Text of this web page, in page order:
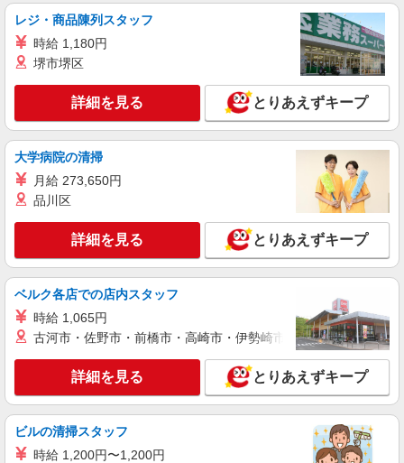
レジ・商品陳列スタッフ
時給 1,180円
堺市堺区
詳細を見る とりあえずキープ
大学病院の清掃
月給 273,650円
品川区
詳細を見る とりあえずキープ
ベルク各店での店内スタッフ
時給 1,065円
古河市・佐野市・前橋市・高崎市・伊勢崎市・太田市・館林市
詳細を見る とりあえずキープ
ビルの清掃スタッフ
時給 1,200円〜1,200円